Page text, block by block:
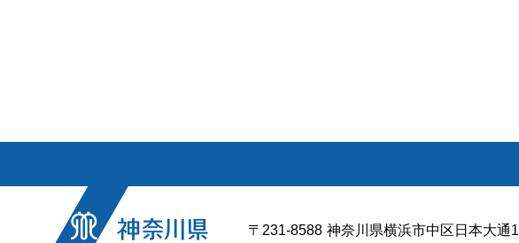
〒231-8588 神奈川県横浜市中区日本大通1